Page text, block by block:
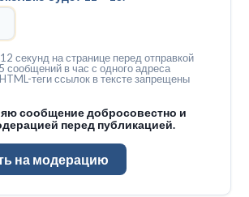
секунд на странице перед отправкой
сообщений в час с одного адреса
теги ссылок в тексте запрещены
сообщение добросовестно и
перед публикацией.
на модерацию